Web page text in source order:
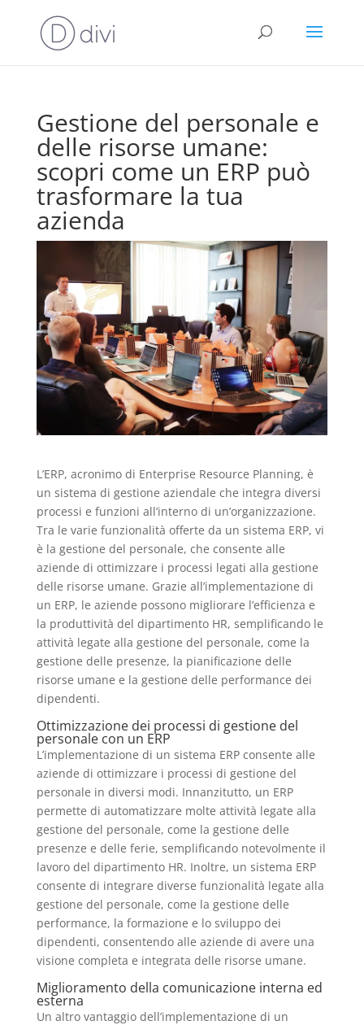
Gestione del personale e
delle risorse umane:
scopri come un ERP può
trasformare la tua
azienda
L’ERP, acronimo di Enterprise Resource Planning, è
un sistema di gestione aziendale che integra diversi
processi e funzioni all’interno di un’organizzazione.
Tra le varie funzionalità offerte da un sistema ERP, vi
è la gestione del personale, che consente alle
aziende di ottimizzare i processi legati alla gestione
delle risorse umane. Grazie all’implementazione di
un ERP, le aziende possono migliorare l’efficienza e
la produttività del dipartimento HR, semplificando le
attività legate alla gestione del personale, come la
gestione delle presenze, la pianificazione delle
risorse umane e la gestione delle performance dei
dipendenti.
Ottimizzazione dei processi di gestione del
personale con un ERP
L’implementazione di un sistema ERP consente alle
aziende di ottimizzare i processi di gestione del
personale in diversi modi. Innanzitutto, un ERP
permette di automatizzare molte attività legate alla
gestione del personale, come la gestione delle
presenze e delle ferie, semplificando notevolmente il
lavoro del dipartimento HR. Inoltre, un sistema ERP
consente di integrare diverse funzionalità legate alla
gestione del personale, come la gestione delle
performance, la formazione e lo sviluppo dei
dipendenti, consentendo alle aziende di avere una
visione completa e integrata delle risorse umane.
Miglioramento della comunicazione interna ed
esterna
Un altro vantaggio dell’implementazione di un